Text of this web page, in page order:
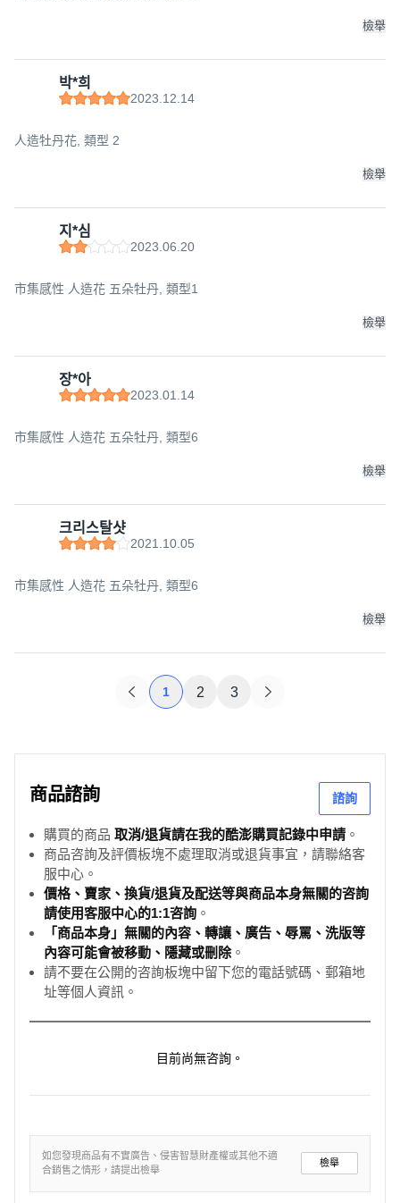
檢舉
박*희
2023.12.14
人造牡丹花, 類型 2
檢舉
지*심
2023.06.20
市集感性 人造花 五朵牡丹, 類型1
檢舉
장*아
2023.01.14
市集感性 人造花 五朵牡丹, 類型6
檢舉
크리스탈샷
2021.10.05
市集感性 人造花 五朵牡丹, 類型6
檢舉
1 2 3
商品諮詢 諮詢
購買的商品 取消/退貨請在我的酷澎購買記錄中申請 。
商品咨詢及評價板塊不處理取消或退貨事宜，請聯絡客
服中心。
價格、賣家、換貨/退貨及配送等與商品本身無關的咨詢
請使用客服中心的1:1咨詢 。
「商品本身」無關的內容、轉讓、廣告、辱罵、洗版等
內容可能會被移動、隱藏或刪除。
請不要在公開的咨詢板塊中留下您的電話號碼、郵箱地
址等個人資訊。
目前尚無咨詢。
如您發現商品有不實廣告、侵害智慧財產權或其他不適
合銷售之情形，請提出檢舉
檢舉